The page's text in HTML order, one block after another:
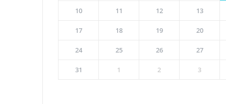
10 11 12 13
17 18 19 20
24 25 26 27
31 1 2 3